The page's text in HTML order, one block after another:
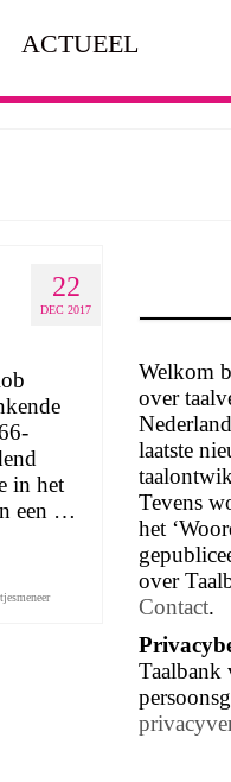
ACTUEEL
22
DEC 2017
in het
een …
Welkom
over
laatste
Tevens
het
over
Contact.
Taalbank